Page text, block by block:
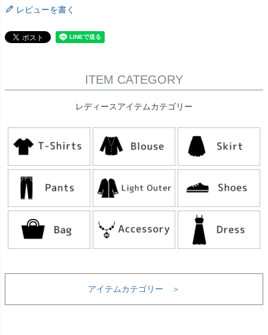
レビューを書く
ITEM CATEGORY
レディースアイテムカテゴリー
アイテムカテゴリー ＞